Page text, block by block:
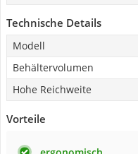
Technische Details
Modell
Behältervolumen
Hohe Reichweite
Vorteile